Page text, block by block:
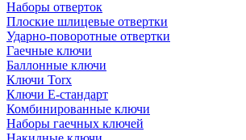
Наборы отверток
Плоские шлицевые отвертки
Ударно-поворотные отвертки
Гаечные ключи
Баллонные ключи
Ключи Torx
Ключи Е-стандарт
Комбинированные ключи
Наборы гаечных ключей